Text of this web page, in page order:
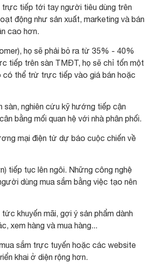
trực tiếp tới tay người tiêu dùng trên
động như sản xuất, marketing và bán
cao hơn.
họ sẽ phải bỏ ra từ 35% - 40%
tiếp trên sàn TMĐT, họ sẽ chỉ tốn một
có thể trừ trực tiếp vào giá bán hoặc
sàn, nghiên cứu kỹ hướng tiếp cận
bằng mối quan hệ với nhà phân phối.
mại điện tử dự báo cuộc chiến về
tiếp tục lên ngôi. Những công nghệ
dùng mua sắm bằng việc tạo nên
khuyến mãi, gợi ý sản phẩm dành
xem hàng và mua hàng...
sắm trực tuyến hoặc các website
khai ở diện rộng hơn.